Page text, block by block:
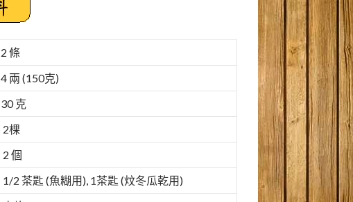
2 條
4 兩 (150克)
30 克
2棵
2 個
1/2 茶匙 (魚糊用), 1茶匙 (炆冬瓜乾用)